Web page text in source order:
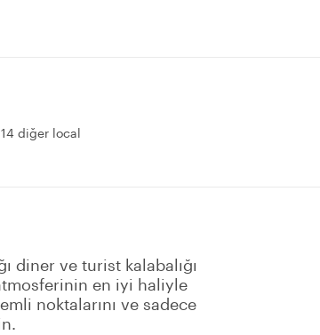
14 diğer local
diner ve turist kalabalığı
en iyi haliyle
noktalarını ve sadece